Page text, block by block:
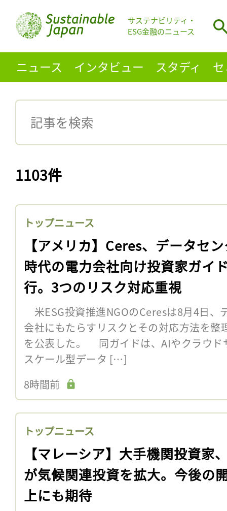
サステナビリティ・
ESG金融のニュース
ニュース インタビュー スタディ
1103件
トップニュース
【アメリカ】Ceres、データセ
時代の電力会社向け投資家ガイ
行。3つのリスク対応重視
米ESG投資推進NGOのCeresは8月4日、
会社にもたらすリスクとその対応方法を整
を公表した。 同ガイドは、AIやクラウド
スケール型データ […]
8時間前
トップニュース
【マレーシア】大手機関投資家
が気候関連投資を拡大。今後の
上にも期待